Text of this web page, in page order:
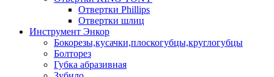
Отвертки Phillips
Отвертки шлиц
Инструмент Энкор
Бокорезы,кусачки,плоскогубцы,круглогубцы
Болторез
Губка абразивная